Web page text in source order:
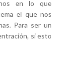
en lo que
el que nos
Para ser un
si esto